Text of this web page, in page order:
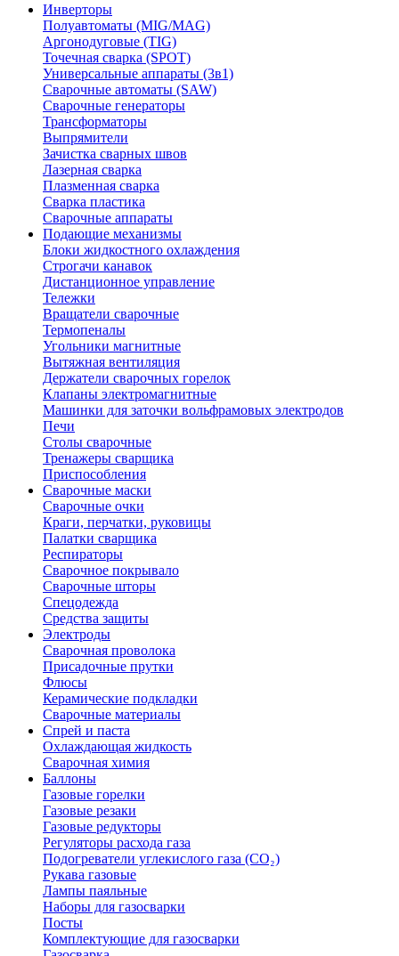
Инверторы
Полуавтоматы (MIG/MAG)
Аргонодуговые (TIG)
Точечная сварка (SPOT)
Универсальные аппараты (3в1)
Сварочные автоматы (SAW)
Сварочные генераторы
Трансформаторы
Выпрямители
Зачистка сварных швов
Лазерная сварка
Плазменная сварка
Сварка пластика
Сварочные аппараты
Подающие механизмы
Блоки жидкостного охлаждения
Строгачи канавок
Дистанционное управление
Тележки
Вращатели сварочные
Термопеналы
Угольники магнитные
Вытяжная вентиляция
Держатели сварочных горелок
Клапаны электромагнитные
Машинки для заточки вольфрамовых электродов
Печи
Столы сварочные
Тренажеры сварщика
Приспособления
Сварочные маски
Сварочные очки
Краги, перчатки, руковицы
Палатки сварщика
Респираторы
Сварочное покрывало
Сварочные шторы
Спецодежда
Средства защиты
Электроды
Сварочная проволока
Присадочные прутки
Флюсы
Керамические подкладки
Сварочные материалы
Спрей и паста
Охлаждающая жидкость
Сварочная химия
Баллоны
Газовые горелки
Газовые резаки
Газовые редукторы
Регуляторы расхода газа
Подогреватели углекислого газа (CO₂)
Рукава газовые
Лампы паяльные
Наборы для газосварки
Посты
Комплектующие для газосварки